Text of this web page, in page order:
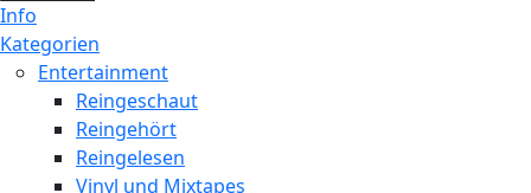
Info
Kategorien
Entertainment
Reingeschaut
Reingehört
Reingelesen
Vinyl und Mixtapes